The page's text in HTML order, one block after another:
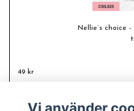
Nellie´s choice -
49 kr